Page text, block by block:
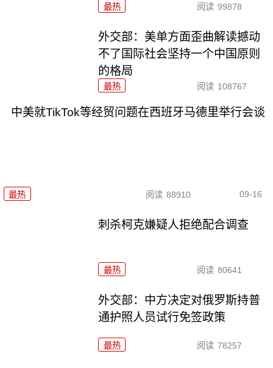
最热 阅读 99878
外交部：美单方面歪曲解读撼动
不了国际社会坚持一个中国原则
的格局
最热 阅读 108767
中美就TikTok等经贸问题在西班牙马德里举行会谈
最热 阅读 88910 09-16
刺杀柯克嫌疑人拒绝配合调查
最热 阅读 80641
外交部：中方决定对俄罗斯持普
通护照人员试行免签政策
最热 阅读 78257